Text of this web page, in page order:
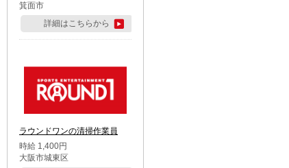
箕面市
詳細はこちらから
ラウンドワンの清掃作業員
時給 1,400円
大阪市城東区